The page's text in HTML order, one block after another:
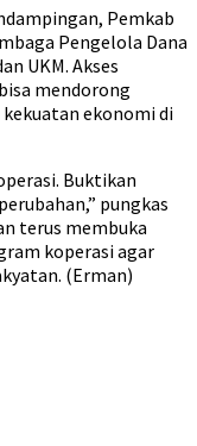
Pemkab
Pengelola Dana
UKM. Akses
mendorong
ekonomi di
Buktikan
pungkas
terus membuka
koperasi agar
(Erman)